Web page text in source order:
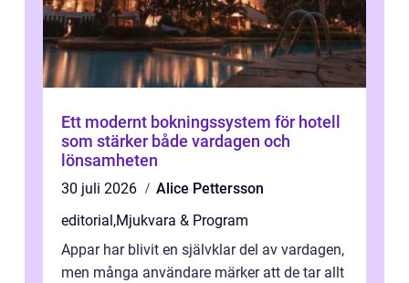
Ett modernt bokningssystem för hotell
som stärker både vardagen och
lönsamheten
30 juli 2026
Alice Pettersson
editorial ,Mjukvara & Program
Appar har blivit en självklar del av vardagen,
men många användare märker att de tar allt